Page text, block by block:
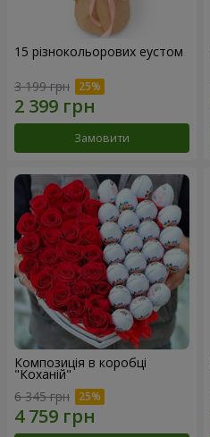
15 різнокольорових еустом
3 199 грн
Замовити
Композиція в коробці
"Коханій"
6 345 грн